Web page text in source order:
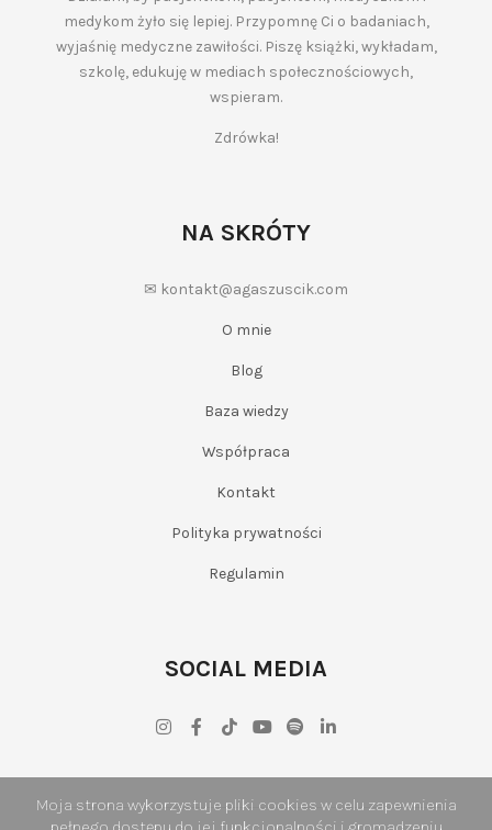
medykom żyło się lepiej. Przypomnę Ci o badaniach,
wyjaśnię medyczne zawiłości. Piszę książki, wykładam,
szkolę, edukuję w mediach społecznościowych,
wspieram.
Zdrówka!
NA SKRÓTY
✉ kontakt@agaszuscik.com
O mnie
Blog
Baza wiedzy
Współpraca
Kontakt
Polityka prywatności
Regulamin
SOCIAL MEDIA
Moja strona wykorzystuje pliki cookies w celu zapewnienia